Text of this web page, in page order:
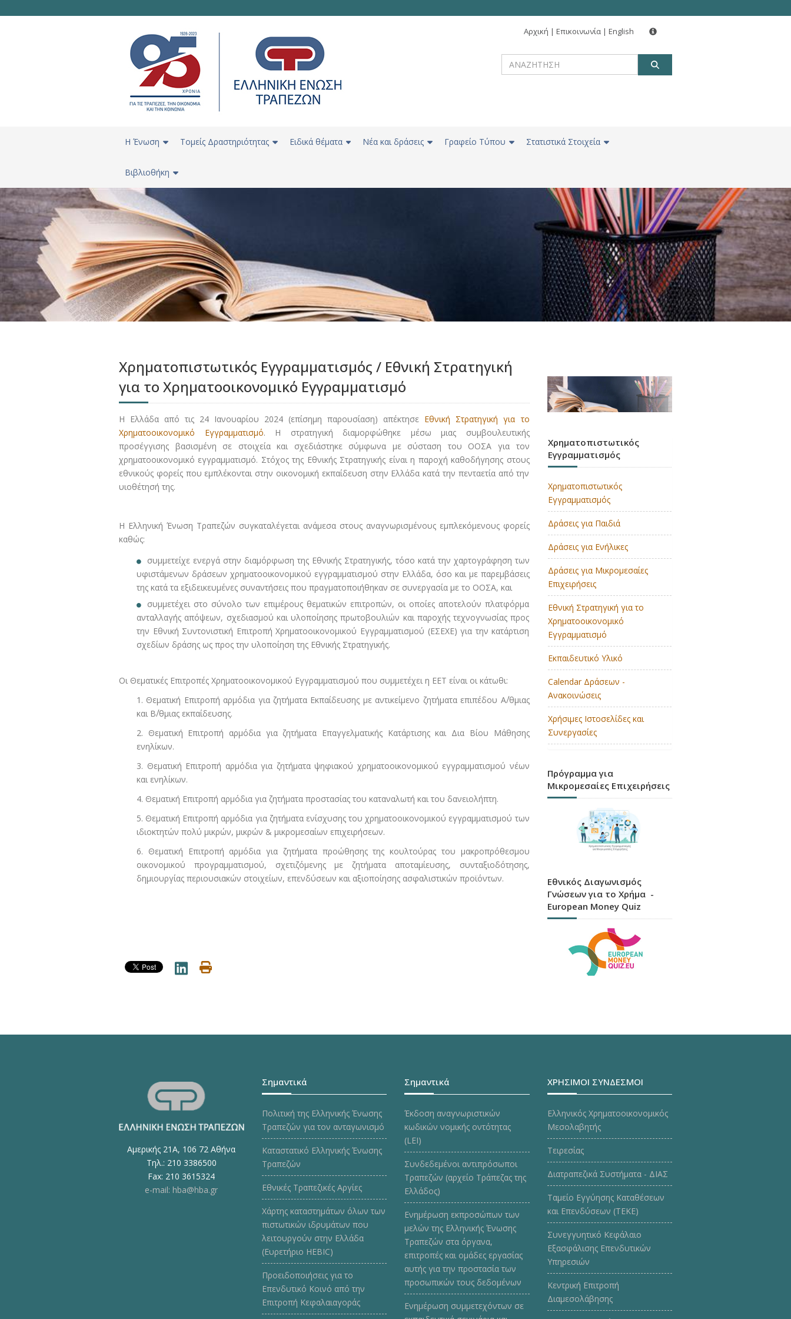
Αρχική | Επικοινωνία | English
H Ένωση Τομείς Δραστηριότητας Ειδικά θέματα Νέα και δράσεις Γραφείο Τύπου Στατιστικά Στοιχεία
Βιβλιοθήκη
Χρηματοπιστωτικός Εγγραμματισμός / Εθνική Στρατηγική
για το Χρηματοοικονομικό Εγγραμματισμό
Η Ελλάδα από τις 24 Ιανουαρίου 2024 (επίσημη παρουσίαση) απέκτησε Εθνική Στρατηγική για το
Χρηματοοικονομικό Εγγραμματισμό. Η στρατηγική διαμορφώθηκε μέσω μιας συμβουλευτικής
προσέγγισης βασισμένη σε στοιχεία και σχεδιάστηκε σύμφωνα με σύσταση του ΟΟΣΑ για τον
χρηματοοικονομικό εγγραμματισμό. Στόχος της Εθνικής Στρατηγικής είναι η παροχή καθοδήγησης στους
εθνικούς φορείς που εμπλέκονται στην οικονομική εκπαίδευση στην Ελλάδα κατά την πενταετία από την
υιοθέτησή της.
Η Ελληνική Ένωση Τραπεζών συγκαταλέγεται ανάμεσα στους αναγνωρισμένους εμπλεκόμενους φορείς
καθώς:
συμμετείχε ενεργά στην διαμόρφωση της Εθνικής Στρατηγικής, τόσο κατά την χαρτογράφηση των
υφιστάμενων δράσεων χρηματοοικονομικού εγγραμματισμού στην Ελλάδα, όσο και με παρεμβάσεις
της κατά τα εξιδεικευμένες συναντήσεις που πραγματοποιήθηκαν σε συνεργασία με το ΟΟΣΑ, και
συμμετέχει στο σύνολο των επιμέρους θεματικών επιτροπών, οι οποίες αποτελούν πλατφόρμα
ανταλλαγής απόψεων, σχεδιασμού και υλοποίησης πρωτοβουλιών και παροχής τεχνογνωσίας προς
την Εθνική Συντονιστική Επιτροπή Χρηματοοικονομικού Εγγραμματισμού (ΕΣΕΧΕ) για την κατάρτιση
σχεδίων δράσης ως προς την υλοποίηση της Εθνικής Στρατηγικής.
Οι Θεματικές Επιτροπές Χρηματοοικονομικού Εγγραμματισμού που συμμετέχει η ΕΕΤ είναι οι κάτωθι:
1. Θεματική Επιτροπή αρμόδια για ζητήματα Εκπαίδευσης με αντικείμενο ζητήματα επιπέδου Α΄/θμιας
και Β΄/θμιας εκπαίδευσης.
2. Θεματική Επιτροπή αρμόδια για ζητήματα Επαγγελματικής Κατάρτισης και Δια Βίου Μάθησης
ενηλίκων.
3. Θεματική Επιτροπή αρμόδια για ζητήματα ψηφιακού χρηματοοικονομικού εγγραμματισμού νέων
και ενηλίκων.
4. Θεματική Επιτροπή αρμόδια για ζητήματα προστασίας του καταναλωτή και του δανειολήπτη.
5. Θεματική Επιτροπή αρμόδια για ζητήματα ενίσχυσης του χρηματοοικονομικού εγγραμματισμού των
ιδιοκτητών πολύ μικρών, μικρών & μικρομεσαίων επιχειρήσεων.
6. Θεματική Επιτροπή αρμόδια για ζητήματα προώθησης της κουλτούρας του μακροπρόθεσμου
οικονομικού προγραμματισμού, σχετιζόμενης με ζητήματα αποταμίευσης, συνταξιοδότησης,
δημιουργίας περιουσιακών στοιχείων, επενδύσεων και αξιοποίησης ασφαλιστικών προϊόντων.
Χρηματοπιστωτικός
Εγγραμματισμός
Χρηματοπιστωτικός
Εγγραμματισμός
Δράσεις για Παιδιά
Δράσεις για Ενήλικες
Δράσεις για Μικρομεσαίες
Επιχειρήσεις
Εθνική Στρατηγική για το
Χρηματοοικονομικό
Εγγραμματισμό
Εκπαιδευτικό Υλικό
Calendar Δράσεων -
Ανακοινώσεις
Χρήσιμες Ιστοσελίδες και
Συνεργασίες
Πρόγραμμα για
Μικρομεσαίες Επιχειρήσεις
Εθνικός Διαγωνισμός
Γνώσεων για το Χρήμα -
European Money Quiz
Αμερικής 21Α, 106 72 Αθήνα
Τηλ.: 210 3386500
Fax: 210 3615324
e-mail: hba@hba.gr
Σημαντικά
Πολιτική της Ελληνικής Ένωσης
Τραπεζών για τον ανταγωνισμό
Καταστατικό Ελληνικής Ένωσης
Τραπεζών
Εθνικές Τραπεζικές Αργίες
Χάρτης καταστημάτων όλων των
πιστωτικών ιδρυμάτων που
λειτουργούν στην Ελλάδα
(Ευρετήριο HEBIC)
Προειδοποιήσεις για το
Επενδυτικό Κοινό από την
Επιτροπή Κεφαλαιαγοράς
Σημαντικά
Έκδοση αναγνωριστικών
κωδικών νομικής οντότητας
(LEI)
Συνδεδεμένοι αντιπρόσωποι
Τραπεζών (αρχείο Τράπεζας της
Ελλάδος)
Ενημέρωση εκπροσώπων των
μελών της Ελληνικής Ένωσης
Τραπεζών στα όργανα,
επιτροπές και ομάδες εργασίας
αυτής για την προστασία των
προσωπικών τους δεδομένων
Ενημέρωση συμμετεχόντων σε
ΧΡΗΣΙΜΟΙ ΣΥΝΔΕΣΜΟΙ
Ελληνικός Χρηματοοικονομικός
Μεσολαβητής
Τειρεσίας
Διατραπεζικά Συστήματα - ΔΙΑΣ
Ταμείο Εγγύησης Καταθέσεων
και Επενδύσεων (ΤΕΚE)
Συνεγγυητικό Κεφάλαιο
Εξασφάλισης Επενδυτικών
Υπηρεσιών
Κεντρική Επιτροπή
Διαμεσολάβησης